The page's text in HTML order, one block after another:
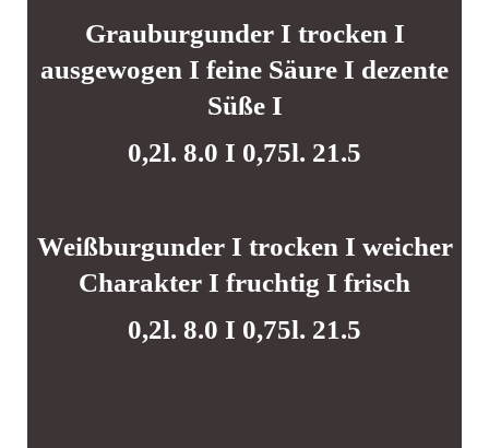
Grauburgunder I trocken I
ausgewogen I feine Säure I dezente
Süße I
0,2l. 8.0 I 0,75l. 21.5
Weißburgunder I trocken I weicher
Charakter I fruchtig I frisch
0,2l. 8.0 I 0,75l. 21.5